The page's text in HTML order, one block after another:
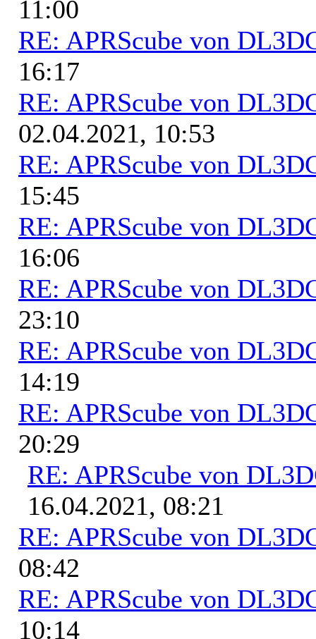
11:00
RE: APRScube von
16:17
RE: APRScube von
02.04.2021, 10:53
RE: APRScube von
15:45
RE: APRScube von
16:06
RE: APRScube von
23:10
RE: APRScube von
14:19
RE: APRScube von
20:29
RE: APRScube von
16.04.2021, 08:21
RE: APRScube von
08:42
RE: APRScube von
10:14